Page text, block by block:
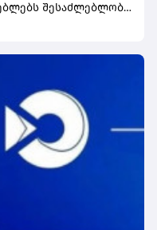
შესაძლებლობა
მომხმარებლებს
-
გადახდების
ბილეთებს
ამ
სექტორში